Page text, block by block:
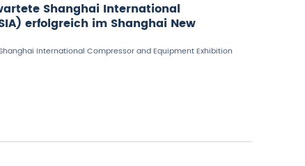
Shanghai International
erfolgreich im Shanghai New
International Compressor and Equipment Exhibition